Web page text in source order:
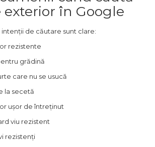
exterior în Google
de căutare sunt clare:
rezistente
grădină
care nu se usucă
la secetă
ușor de întreținut
viu rezistent
rezistenți